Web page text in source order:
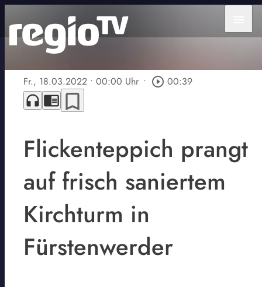
Fr., 18.03.2022 • 00:00 Uhr • play_circle_outline 00:39
headphones chrome_reader_mode bookmark_border
Flickenteppich prangt
auf frisch saniertem
Kirchturm in
Fürstenwerder